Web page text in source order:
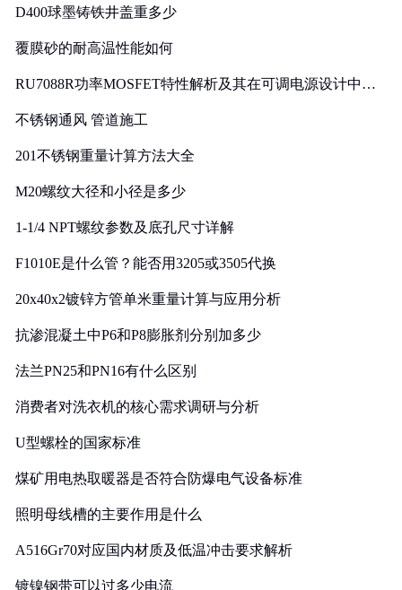
D400球墨铸铁井盖重多少
覆膜砂的耐高温性能如何
RU7088R功率MOSFET特性解析及其在可调电源设计中的
不锈钢通风 管道施工
201不锈钢重量计算方法大全
M20螺纹大径和小径是多少
1-1/4 NPT螺纹参数及底孔尺寸详解
F1010E是什么管？能否用3205或3505代换
20x40x2镀锌方管单米重量计算与应用分析
抗渗混凝土中P6和P8膨胀剂分别加多少
法兰PN25和PN16有什么区别
消费者对洗衣机的核心需求调研与分析
U型螺栓的国家标准
煤矿用电热取暖器是否符合防爆电气设备标准
照明母线槽的主要作用是什么
A516Gr70对应国内材质及低温冲击要求解析
镀镍钢带可以过多少电流